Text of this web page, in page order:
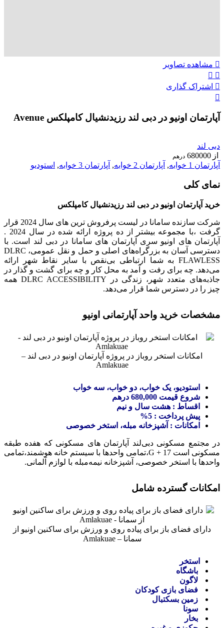
مشاهده تصاویر
اشتراک گذاری
آپارتمان اونیو در دبی لند رزیدنشیال کامپلکس Avenue
دبی لند
از 680000 درهم
آپارتمان 1 خوابه , آپارتمان 2 خوابه , آپارتمان 3 خوابه , استودیو
نمای کلی
خرید آپارتمان اونیو در دبی لند رزیدنشیال کامپلکس
شرکت سازنده سامانا در لیست پرفروش ترین های سال 2024 قرار
گرفت ،با مجموعه بیشتر از ده پروژه ارائه شده در سال 2024 .
آپارتمان های اونیو سری آپارتمان های سامانا در دبی لند است. با
دسترسی آسان به بزرگراه‌های اصلی و حمل و نقل عمومی، DLRC
FLAWLESS به شما ارتباطی بی‌نقص با سایر نقاط شهر ارائه
می‌دهد. چه برای رفت و آمد به محل کار و چه برای گشت و گذار در
جاذبه‌های متعدد شهر، زندگی در DLRC ACCESSIBILITY همه
چیز را در دسترس شما قرار می‌دهد.
مشخصات خرید واحد آپارتمانی اونیو
امکانات استخر روباز در پروژه آپارتمان اونیو در دبی لند –
Amlakuae
استودیو، یک خواب، دو خواب، سه خواب
شروع قیمت 680,000 درهم
اقساط : هشت سال و نیم
پیش پرداخت : 5%
امکانات : آشپزخانه مبله، استخر خصوصی
در مجتمع مسکونی دبی‌لند آپارتمان های مسکونی که هفده طبقه
مسکونی است G + 17،تمامی واحدها با سیستم خانه هوشمند،تمامی
واحدها با استخر خصوصی، آشپزخانه نیمه‌مبله با لوازم آلمانی.
امکانات گسترده شامل
دارای فضای باز برای پیاده روی و ورزش برای ساکنین اونیو از
سمانا – Amlakuae
استخر
باشگاه
لاگون
فضای بازی کودکان
زمین بسکتبال
سونا
بخار